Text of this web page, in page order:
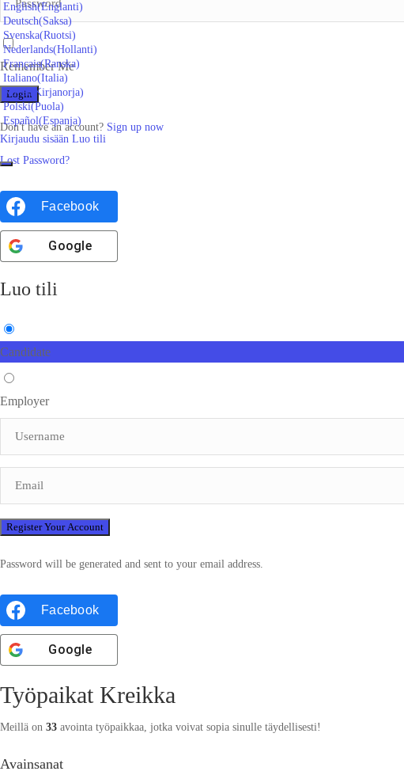
English(Englanti)
Deutsch(Saksa)
Svenska(Ruotsi)
Nederlands(Hollanti)
Français(Ranska)
Italiano(Italia)
Norsk( Kirjanorja)
Polski(Puola)
Español(Espanja)
Kirjaudu sisään Luo tili
Remember Me
Don't have an account? Sign up now
Lost Password?
Facebook
Google
Luo tili
Candidate
Employer
Password will be generated and sent to your email address.
Facebook
Google
Työpaikat Kreikka
Meillä on 33 avointa työpaikkaa, jotka voivat sopia sinulle täydellisesti!
Avainsanat